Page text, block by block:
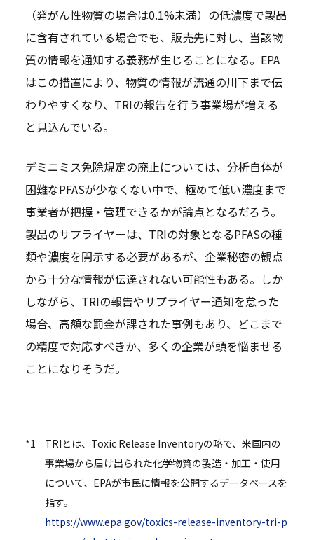
（発がん性物質の場合は0.1%未満）の低濃度で製品
に含有されている場合でも、販売先に対し、当該物
質の情報を通知する義務が生じることになる。EPA
はこの措置により、物質の情報が流通の川下まで伝
わりやすくなり、TRIの報告を行う事業場が増える
と見込んでいる。
デミニミス免除規定の廃止については、分析自体が
困難なPFASが少なくない中で、極めて低い濃度まで
事業者が把握・管理できるかが論点となるだろう。
製品のサプライヤーは、TRIの対象となるPFASの種
類や濃度を開示する必要があるが、企業秘密の観点
から十分な情報が伝達されない可能性もある。しか
しながら、TRIの報告やサプライヤー通知を怠った
場合、高額な罰金が課された事例もあり、どこまで
の精度で対応すべきか、多くの企業が頭を悩ませる
ことになりそうだ。
*1
TRIとは、Toxic Release Inventoryの略で、米国内の
事業場から届け出られた化学物質の製造・加工・使用
について、EPAが市民に情報を公開するデータベースを
指す。
https://www.epa.gov/toxics-release-inventory-tri-p